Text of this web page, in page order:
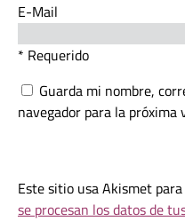
E-Mail
* Requerido
Guarda mi nombre,
navegador para la próxima
Este sitio usa Akismet
se procesan los datos de